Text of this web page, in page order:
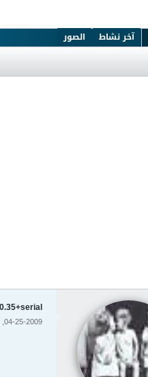
آخر نشاط الصور
04-25-2009, 11:52 AM